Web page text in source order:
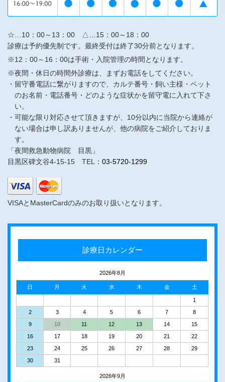
☆…10：00～13：00 △…15：00～18：00
診療は予約優先制です。最終受付は終了30分前となります。
※12：00～16：00は手術・入院管理の時間となります。
※夜間・休日の時間外診療は、まずお電話をしてください。
留守番電話に繋がりますので、カルテ番号・飼い主様・ペット
のお名前・電話番号・どのような症状かを留守電に入れて下さ
い。
可能な限り対応させて頂きますが、10分以内に当院から連絡が
ない場合は申し訳ありませんが、他の病院をご紹介しておりま
す。
「夜間救急動物病院 目黒」
目黒区碑文谷4-15-15 TEL： 03-5720-1299
VISAとMasterCardのみのお取り扱いとなります。
診療日カレンダー
2026年8月
日 月 火 水 木 金 土
1
2
3 4 5 6 7
8
9
10 11 12 13 14
15
16
17 18 19 20 21
22
23
24 25 26 27 28
29
30
31
2026年9月